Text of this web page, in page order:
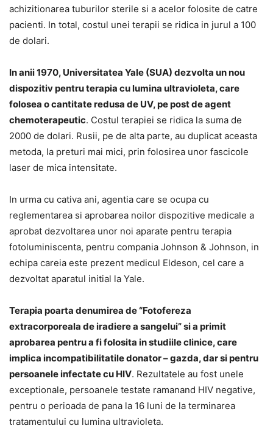
achizitionarea tuburilor sterile si a acelor folosite de catre
pacienti. In total, costul unei terapii se ridica in jurul a 100
de dolari.
In anii 1970, Universitatea Yale (SUA) dezvolta un nou
dispozitiv pentru terapia cu lumina ultravioleta, care
folosea o cantitate redusa de UV, pe post de agent
chemoterapeutic. Costul terapiei se ridica la suma de
2000 de dolari. Rusii, pe de alta parte, au duplicat aceasta
metoda, la preturi mai mici, prin folosirea unor fascicole
laser de mica intensitate.
In urma cu cativa ani, agentia care se ocupa cu
reglementarea si aprobarea noilor dispozitive medicale a
aprobat dezvoltarea unor noi aparate pentru terapia
fotoluminiscenta, pentru compania Johnson & Johnson, in
echipa careia este prezent medicul Eldeson, cel care a
dezvoltat aparatul initial la Yale.
Terapia poarta denumirea de “Fotofereza
extracorporeala de iradiere a sangelui” si a primit
aprobarea pentru a fi folosita in studiile clinice, care
implica incompatibilitatile donator – gazda, dar si pentru
persoanele infectate cu HIV. Rezultatele au fost unele
exceptionale, persoanele testate ramanand HIV negative,
pentru o perioada de pana la 16 luni de la terminarea
tratamentului cu lumina ultravioleta.